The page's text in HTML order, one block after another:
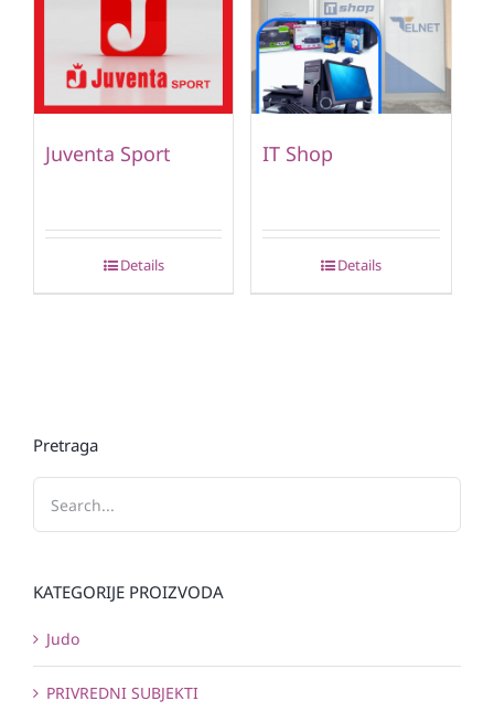
Juventa Sport
Details
IT Shop
Details
Pretraga
KATEGORIJE PROIZVODA
Judo
PRIVREDNI SUBJEKTI